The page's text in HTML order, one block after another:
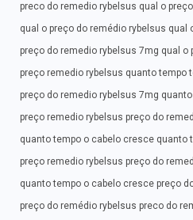
preco do remedio rybelsus qual o
qual o preço do remédio rybelsus qual
preço do remedio rybelsus 7mg qual o
preço remedio rybelsus quanto tempo
preço do remedio rybelsus 7mg
preço remedio rybelsus preço do
quanto tempo o cabelo cresce quanto
preço remedio rybelsus preço do
quanto tempo o cabelo cresce preço
preço do remédio rybelsus preco do